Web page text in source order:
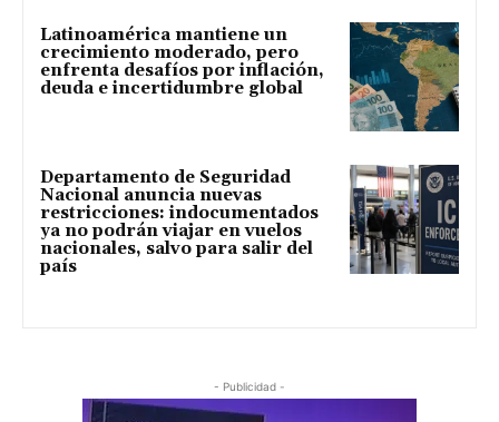
Latinoamérica mantiene un
crecimiento moderado, pero
enfrenta desafíos por inflación,
deuda e incertidumbre global
Departamento de Seguridad
Nacional anuncia nuevas
restricciones: indocumentados
ya no podrán viajar en vuelos
nacionales, salvo para salir del
país
- Publicidad -